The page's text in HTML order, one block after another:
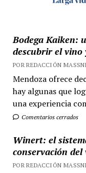
Bodega Kaiken:
descubrir el vino
POR REDACCIÓN
Mendoza ofrece
hay algunas que
una experiencia
Comentarios cerrados
Winert: el
conservación
POR REDACCIÓN